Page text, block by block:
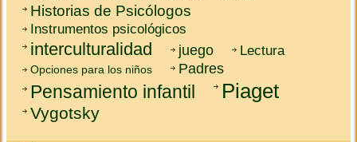
Historias de Psicólogos
Instrumentos psicológicos
interculturalidad juego Lectura
Opciones para los niños Padres
Pensamiento infantil Piaget
Vygotsky